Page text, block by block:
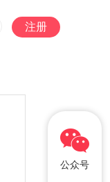
注册
公众号